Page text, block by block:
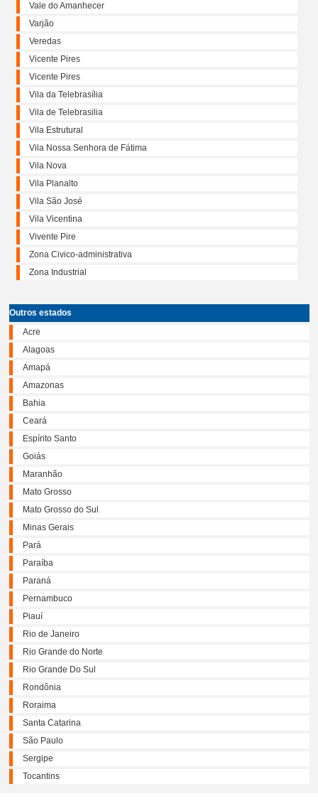
Vale do Amanhecer
Varjão
Veredas
Vicente Pires
Vicente Pires
Vila da Telebrasília
Vila de Telebrasilia
Vila Estrutural
Vila Nossa Senhora de Fátima
Vila Nova
Vila Planalto
Vila São José
Vila Vicentina
Vivente Pire
Zona Civico-administrativa
Zona Industrial
Outros estados
Acre
Alagoas
Amapá
Amazonas
Bahia
Ceará
Espírito Santo
Goiás
Maranhão
Mato Grosso
Mato Grosso do Sul
Minas Gerais
Pará
Paraíba
Paraná
Pernambuco
Piauí
Rio de Janeiro
Rio Grande do Norte
Rio Grande Do Sul
Rondônia
Roraima
Santa Catarina
São Paulo
Sergipe
Tocantins